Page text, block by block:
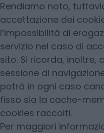
Rendiamo noto,
accettazione dei
l’impossibilità di
servizio nel caso di
sito. Si ricorda, inoltre,
sessione di
potrà in ogni caso
fisso sia la cache-
cookies raccolti.
Per maggiori